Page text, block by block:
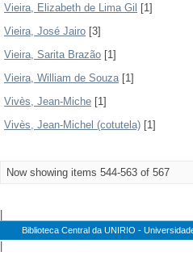
Vieira, Elizabeth de Lima Gil
[1]
Vieira, José Jairo [3]
Vieira, Sarita Brazão [1]
Vieira, William de Souza[1]
Vivès, Jean-Miche [1]
Vivès, Jean-Michel (cotutela) [1]
Now showing items 544-563 of 567
Biblioteca Central da UNIRIO -